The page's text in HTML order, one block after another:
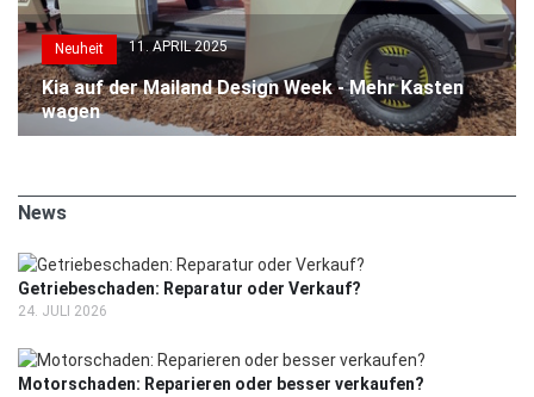
Neuheit 11. APRIL 2025
Kia auf der Mailand Design Week - Mehr Kasten
wagen
News
Getriebeschaden: Reparatur oder Verkauf?
24. JULI 2026
Motorschaden: Reparieren oder besser verkaufen?